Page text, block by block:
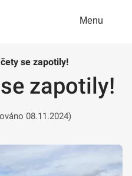
Menu
se zapotily!
zapotily!
08.11.2024)